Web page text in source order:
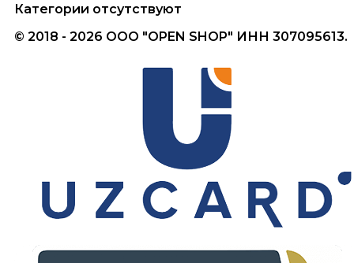
Категории отсутствуют
© 2018 - 2026 ООО "OPEN SHOP" ИНН 307095613.